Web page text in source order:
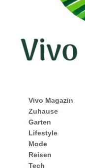
Vivo Magazin
Zuhause
Garten
Lifestyle
Mode
Reisen
Tech